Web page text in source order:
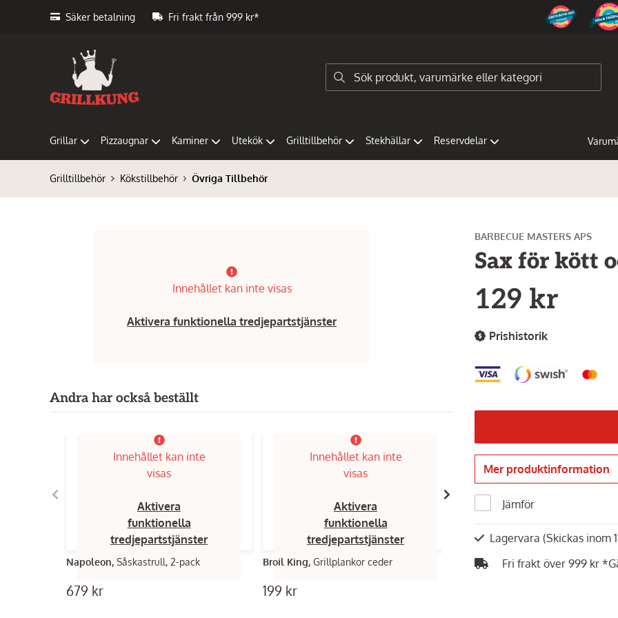
Säker betalning Fri frakt från 999 kr*
Grillar Pizzaugnar Kaminer Utekök Grilltillbehör Stekhällar Reservdelar
Grilltillbehör Kökstillbehör Övriga Tillbehör
Innehållet kan inte visas
Aktivera funktionella tredjepartstjänster
Andra har också beställt
Innehållet kan inte
visas
Aktivera
funktionella
tredjepartstjänster
Napoleon, Såskastrull, 2-pack
679 kr
Innehållet kan inte
visas
Aktivera
funktionella
tredjepartstjänster
Broil King, Grillplankor ceder
199 kr
Innehållet kan inte
visas
Aktivera
funktionella
tredjepartstjänster
Broil King,Multihållare/
BARBECUE MASTERS APS
Sax för kött
129 kr
Prishistorik
Mer produktinformation
Jämför
Lagervara (Skickas inom
Fri frakt över 999 kr